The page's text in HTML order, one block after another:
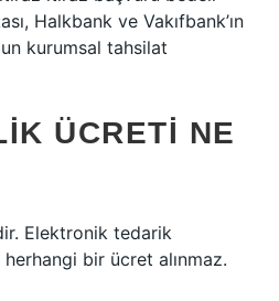
Halkbank ve Vakıfbank’ın
kurumsal tahsilat
ÜCRETI NE
Elektronik tedarik
bir ücret alınmaz.